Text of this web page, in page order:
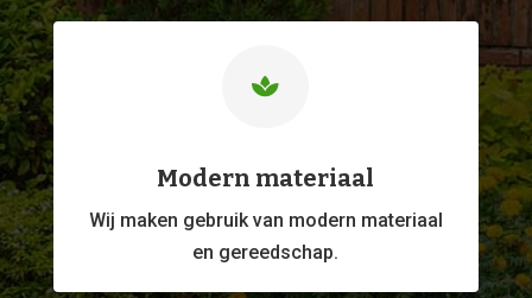

Modern materiaal
Wij maken gebruik van modern materiaal
en gereedschap.